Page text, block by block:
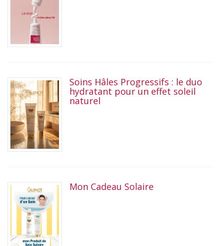
Soins Hâles Progressifs : le duo
hydratant pour un effet soleil
naturel
Mon Cadeau Solaire